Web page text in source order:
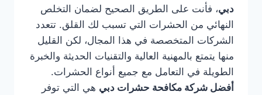
دبي، فأنت على الطريق الصحيح لضمان التخلص
النهائي من الحشرات التي تسبب لك القلق. تتعدد
الشركات المتخصصة في هذا المجال، لكن القليل
منها يتمتع بالمهنية العالية والتقنيات الحديثة والخبرة
الطويلة في التعامل مع جميع أنواع الحشرات.
أفضل شركة مكافحة حشرات دبي هي التي توفر